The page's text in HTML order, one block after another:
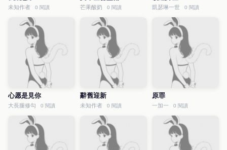
未知作者 0 閱讀 芒果酸奶 0 閱讀 凱瑟琳一世 0 閱讀
心愿是見你
大長腿修勾 0 閱讀
辭舊迎新
未知作者 0 閱讀
原罪
一加一 0 閱讀